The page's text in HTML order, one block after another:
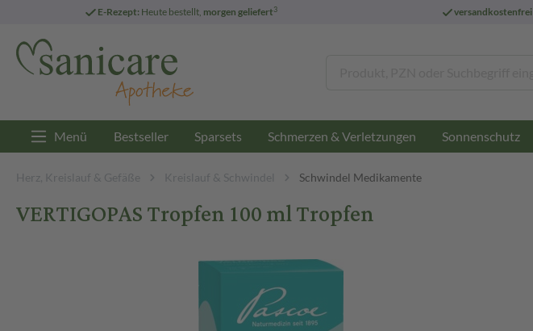
E-Rezept: Heute bestellt, morgen geliefert3 versandkostenfrei
Menü Bestseller Sparsets Schmerzen & Verletzungen Sonnenschutz
Herz, Kreislauf & Gefäße Kreislauf & Schwindel Schwindel Medikamente
VERTIGOPAS Tropfen 100 ml Tropfen